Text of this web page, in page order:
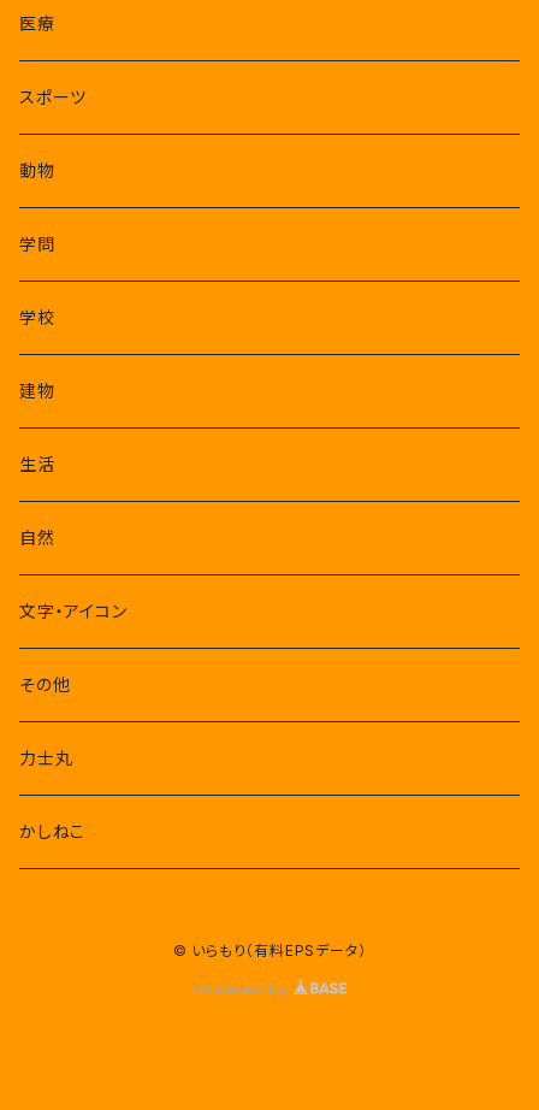
医療
スポーツ
動物
学問
学校
建物
生活
自然
文字・アイコン
その他
力士丸
かしねこ
© いらもり（有料EPSデータ）
Powered by